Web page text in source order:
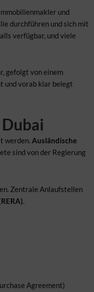
und
durchführen und sich mit
verfügbar, und viele
gefolgt von einem
und vorab klar belegt
werden. Ausländische
sind von der Regierung
Zentrale Anlaufstellen
Agreement)